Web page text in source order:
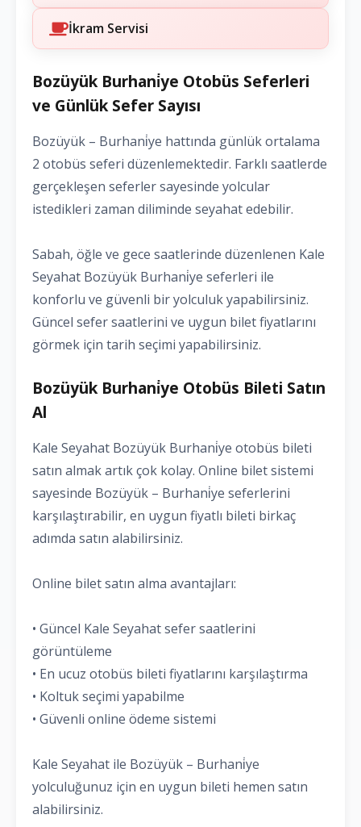
İkram Servisi
Bozüyük Burhani̇ye Otobüs Seferleri
ve Günlük Sefer Sayısı
Bozüyük – Burhani̇ye hattında günlük ortalama
2 otobüs seferi düzenlemektedir. Farklı saatlerde
gerçekleşen seferler sayesinde yolcular
istedikleri zaman diliminde seyahat edebilir.
Sabah, öğle ve gece saatlerinde düzenlenen Kale
Seyahat Bozüyük Burhani̇ye seferleri ile
konforlu ve güvenli bir yolculuk yapabilirsiniz.
Güncel sefer saatlerini ve uygun bilet fiyatlarını
görmek için tarih seçimi yapabilirsiniz.
Bozüyük Burhani̇ye Otobüs Bileti Satın
Al
Kale Seyahat Bozüyük Burhani̇ye otobüs bileti
satın almak artık çok kolay. Online bilet sistemi
sayesinde Bozüyük – Burhani̇ye seferlerini
karşılaştırabilir, en uygun fiyatlı bileti birkaç
adımda satın alabilirsiniz.
Online bilet satın alma avantajları:
• Güncel Kale Seyahat sefer saatlerini
görüntüleme
• En ucuz otobüs bileti fiyatlarını karşılaştırma
• Koltuk seçimi yapabilme
• Güvenli online ödeme sistemi
Kale Seyahat ile Bozüyük – Burhani̇ye
yolculuğunuz için en uygun bileti hemen satın
alabilirsiniz.